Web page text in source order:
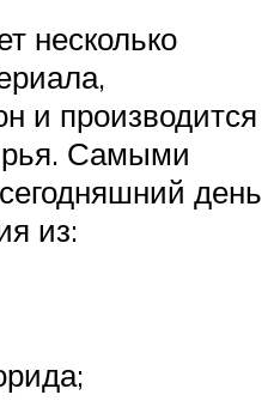
несколько
и производится
Самыми
день
из: